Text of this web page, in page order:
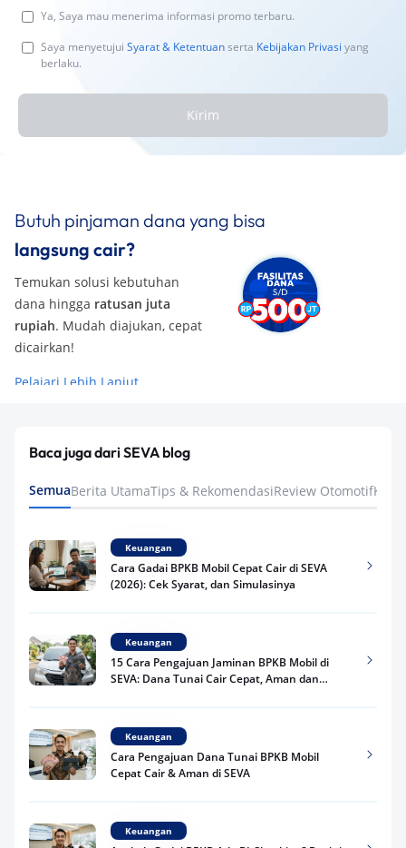
Ya, Saya mau menerima informasi promo terbaru.
Saya menyetujui Syarat & Ketentuanserta Kebijakan Privasi yang
berlaku.
Kirim
Butuh pinjaman dana yang bisa
langsung cair?
Temukan solusi kebutuhan
dana hingga ratusan juta
rupiah. Mudah diajukan, cepat
dicairkan!
Pelajari Lebih Lanjut
Baca juga dari SEVA blog
SemuaBerita UtamaTips & RekomendasiReview Otomotif
Keuangan
Cara Gadai BPKB Mobil Cepat Cair di SEVA
(2026): Cek Syarat, dan Simulasinya
Keuangan
15 Cara Pengajuan Jaminan BPKB Mobil di
SEVA: Dana Tunai Cair Cepat, Aman dan
Keuangan
Cara Pengajuan Dana Tunai BPKB Mobil
Cepat Cair & Aman di SEVA
Keuangan